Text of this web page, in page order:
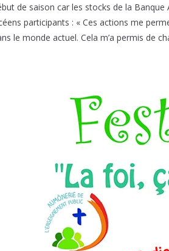
de saison car les stocks de la
participants : « Ces actions me
le monde actuel. Cela m’a permis de